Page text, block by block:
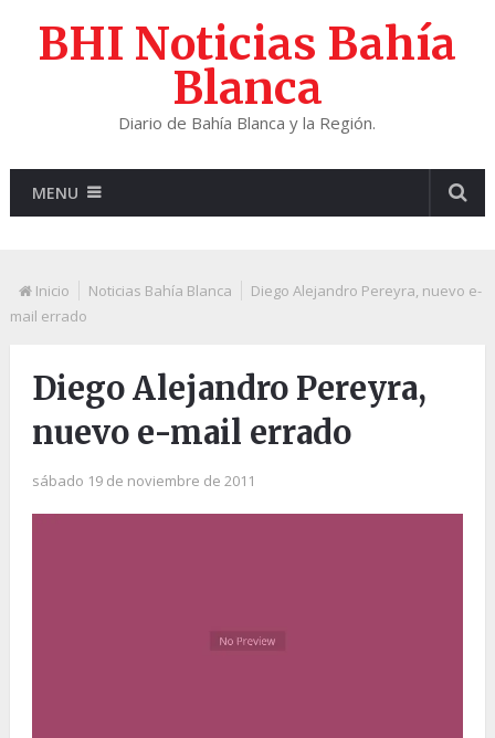
BHI Noticias Bahía
Blanca
Diario de Bahía Blanca y la Región.
MENU
Inicio Noticias Bahía Blanca
Diego Alejandro Pereyra, nuevo e-
mail errado
Diego Alejandro Pereyra,
nuevo e-mail errado
sábado 19 de noviembre de 2011